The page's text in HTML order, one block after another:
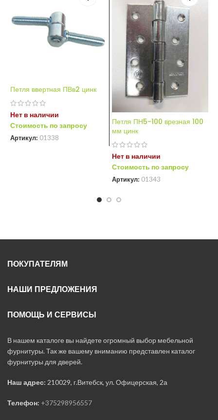
Петля ввертная ПВв2 цинк
Нет в наличии
Стоимость по запросу
Артикул: 01338
Петля ПН5-100 врезная 100
мм цинк
Нет в наличии
Стоимость по запросу
Артикул: 01343
ПОКУПАТЕЛЯМ
НАШИ ПРЕДЛОЖЕНИЯ
ПОМОЩЬ И СЕРВИСЫ
В нашем каталоге вы найдете огромный выбор мебельной
фурнитуры. Так же вашему вниманию представлен каталог
фурнитуры для дверей.
Наш адрес: 210029, г.Витебск, ул. Офицерская, 2а
Телефон: +375298956557